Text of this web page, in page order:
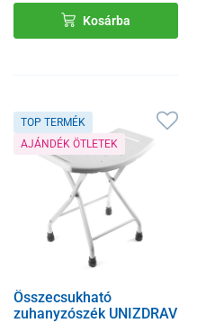
Kosárba
TOP TERMÉK
AJÁNDÉK ÖTLETEK
Összecsukható
zuhanyzószék UNIZDRAV